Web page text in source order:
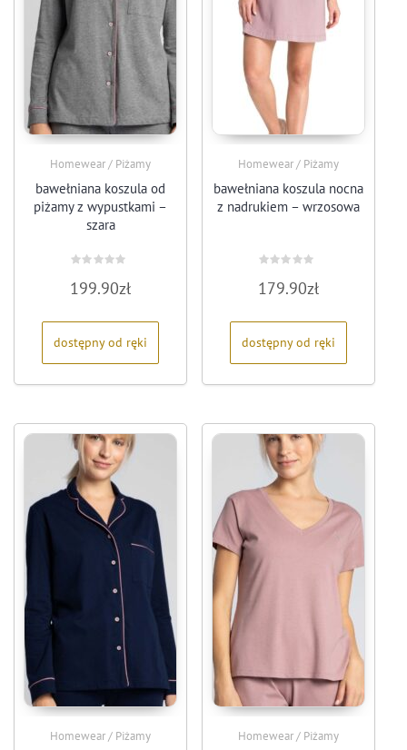
Homewear / Piżamy
bawełniana koszula od
piżamy z wypustkami –
szara
0
na
199.90zł
dostępny od ręki
Homewear / Piżamy
bawełniana koszula nocna
z nadrukiem – wrzosowa
0
na
179.90zł
dostępny od ręki
Homewear / Piżamy Homewear / Piżamy